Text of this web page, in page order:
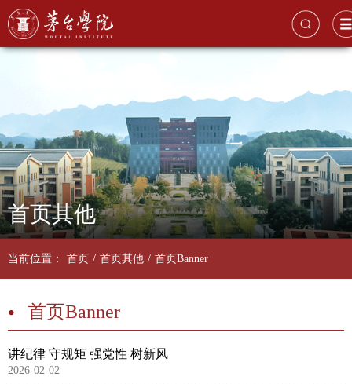
首页其他
当前位置： 首页 / 首页其他 / 首页Banner
首页Banner
讲纪律 守规矩 强党性 树新风
2026-02-02